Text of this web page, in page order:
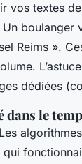
vos textes
boulanger
Reims ».
dédiées
le